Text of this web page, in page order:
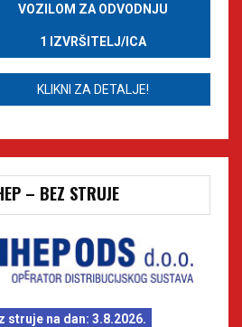
VOZILOM ZA ODVODNJU
1 IZVRŠITELJ/ICA
KLIKNI ZA DETALJE!
– BEZ STRUJE
struje na dan: 3.8.2026.